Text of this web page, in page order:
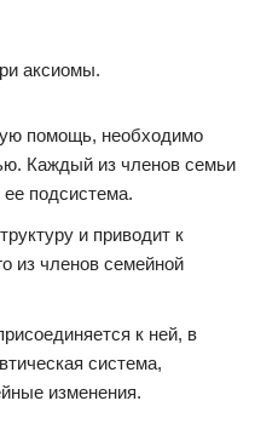
аксиомы.
помощь, необходимо
Каждый из членов семьи
подсистема.
и приводит к
из членов семейной
к ней, в
система,
изменения.